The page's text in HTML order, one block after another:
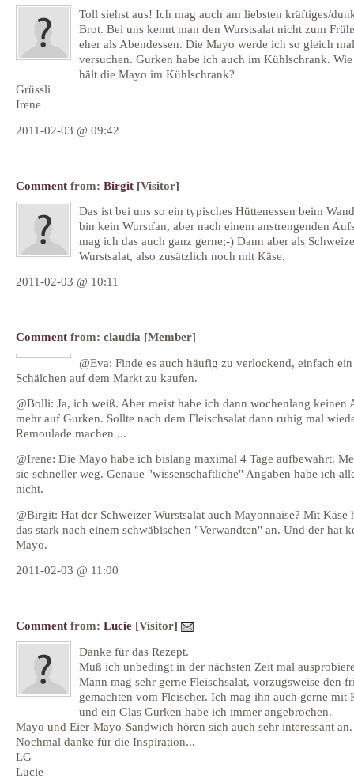
Toll siehst aus! Ich mag auch am liebsten kräftiges/
Brot. Bei uns kennt man den Wurstsalat nicht zum
eher als Abendessen. Die Mayo werde ich so gleich mal
versuchen. Gurken habe ich auch im Kühlschrank.
hält die Mayo im Kühlschrank?
Grüssli
Irene
2011-02-03 @ 09:42
Comment from: Birgit [Visitor]
Das ist bei uns so ein typisches Hüttenessen beim
bin kein Wurstfan, aber nach einem anstrengenden
mag ich das auch ganz gerne;-) Dann aber als
Wurstsalat, also zusätzlich noch mit Käse.
2011-02-03 @ 10:11
Comment from: claudia [Member]
@Eva: Finde es auch häufig zu verlockend, einfach
Schälchen auf dem Markt zu kaufen.
@Bolli: Ja, ich weiß. Aber meist habe ich dann wochenlang keinen
mehr auf Gurken. Sollte nach dem Fleischsalat dann ruhig mal
Remoulade machen ...
@Irene: Die Mayo habe ich bislang maximal 4 Tage aufbewahrt.
sie schneller weg. Genaue "wissenschaftliche" Angaben habe ich
nicht.
@Birgit: Hat der Schweizer Wurstsalat auch Mayonnaise? Mit Käse
das stark nach einem schwäbischen "Verwandten" an. Und der hat
Mayo.
2011-02-03 @ 11:00
Comment from: Lucie [Visitor]
Danke für das Rezept.
Muß ich unbedingt in der nächsten Zeit mal
Mann mag sehr gerne Fleischsalat, vorzugsweise den
gemachten vom Fleischer. Ich mag ihn auch gerne mit
und ein Glas Gurken habe ich immer angebrochen.
Mayo und Eier-Mayo-Sandwich hören sich auch sehr interessant an.
Nochmal danke für die Inspiration...
LG
Lucie